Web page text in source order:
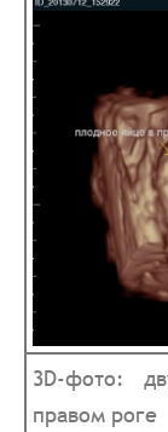
3D-фото:
правом роге